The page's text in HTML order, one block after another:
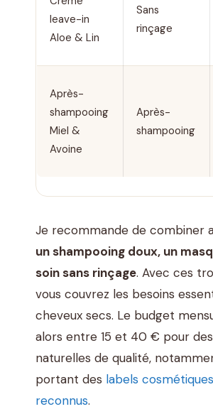
leave-in
Aloe & Lin
Sans
rinçage
Après-
shampooing
Miel &
Avoine
Après-
shampooing
Je recommande de combiner
un shampooing doux, un
soin sans rinçage. Avec ces
vous couvrez les besoins
cheveux secs. Le budget
alors entre 15 et 40 € pour
naturelles de qualité,
portant des labels
reconnus.